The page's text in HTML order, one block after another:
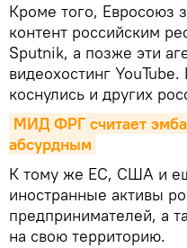
Кроме того, Евросоюз
контент российским
Sputnik, а позже эти
видеохостинг
коснулись и других
МИД ФРГ считает
абсурдным
К тому же ЕС, США и
иностранные активы
предпринимателей, а
на свою территорию.